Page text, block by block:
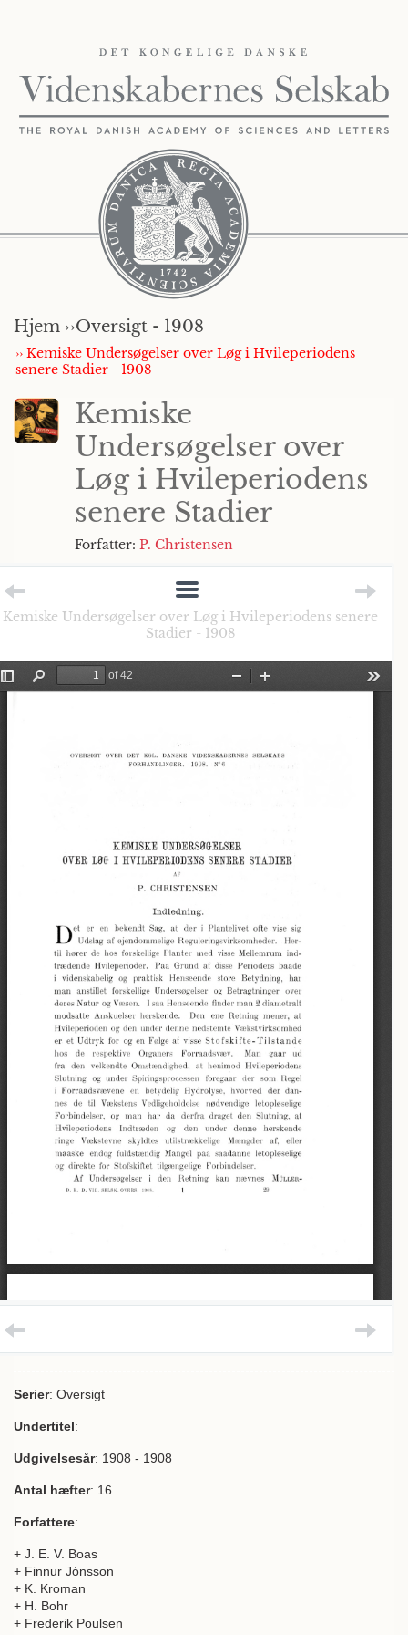
Hjem ››Oversigt - 1908
›› Kemiske Undersøgelser over Løg i Hvileperiodens
senere Stadier - 1908
Kemiske
Undersøgelser over
Løg i Hvileperiodens
senere Stadier
Forfatter: P. Christensen
Kemiske Undersøgelser over Løg i Hvileperiodens senere
Stadier - 1908
Serier: Oversigt
Undertitel:
Udgivelsesår: 1908 - 1908
Antal hæfter: 16
Forfattere:
+ J. E. V. Boas
+ Finnur Jónsson
+ K. Kroman
+ H. Bohr
+ Frederik Poulsen